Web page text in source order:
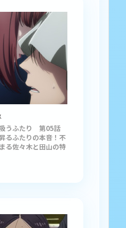
吸うふたり 第05話
るふたりの本音！不
る佐々木と田山の特